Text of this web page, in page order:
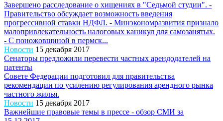
Завершено расследование о хищениях в "Седьмой студии". -
Правительство обсуждает возможность введения
прогрессивной ставки НДФЛ. - Минэкономразвития признало
малопривлекательность налоговых каникул для самозанятых.
- С поножовщиной в пермск...
Новости 15 декабря 2017
Сенаторы предложили перевести частных арендодателей на
патенты
Совете Федерации подготовил для правительства
рекомендации по усилению регулирования арендного рынка
частного жилья.
Новости 15 декабря 2017
Важнейшие правовые темы в прессе - обзор СМИ за